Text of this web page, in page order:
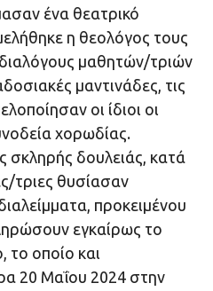
ένα θεατρικό
η θεολόγος τους
μαθητών/τριών
μαντινάδες, τις
οι ίδιοι οι
χορωδίας.
δουλειάς, κατά
τριες θυσίασαν
προκειμένου
εγκαίρως το
το οποίο και
20 Μαΐου 2024 στην